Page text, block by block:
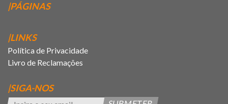
|PÁGINAS
|LINKS
Política de Privacidade
Livro de Reclamações
|SIGA-NOS